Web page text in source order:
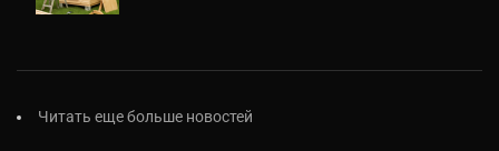
Читать еще больше новостей